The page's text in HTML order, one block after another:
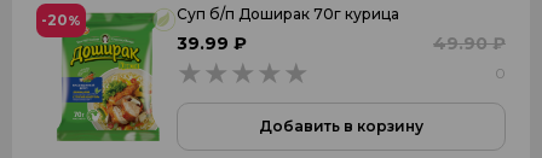
-20% Суп б/п Доширак 70г курица
39.99 ₽ 49.90 ₽
0
Добавить в корзину